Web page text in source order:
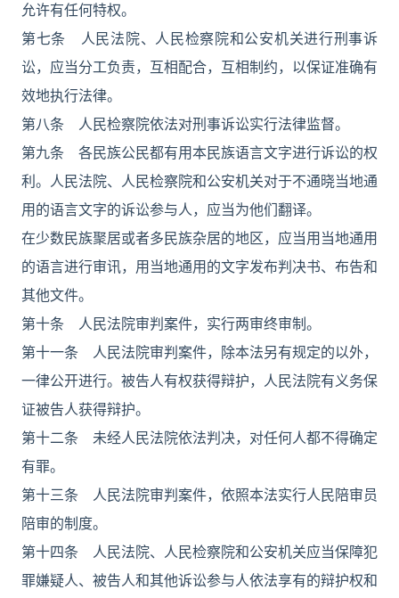
允许有任何特权。
第七条 人民法院、人民检察院和公安机关进行刑事诉
讼，应当分工负责，互相配合，互相制约，以保证准确有
效地执行法律。
第八条 人民检察院依法对刑事诉讼实行法律监督。
第九条 各民族公民都有用本民族语言文字进行诉讼的权
利。人民法院、人民检察院和公安机关对于不通晓当地通
用的语言文字的诉讼参与人，应当为他们翻译。
在少数民族聚居或者多民族杂居的地区，应当用当地通用
的语言进行审讯，用当地通用的文字发布判决书、布告和
其他文件。
第十条 人民法院审判案件，实行两审终审制。
第十一条 人民法院审判案件，除本法另有规定的以外，
一律公开进行。被告人有权获得辩护，人民法院有义务保
证被告人获得辩护。
第十二条 未经人民法院依法判决，对任何人都不得确定
有罪。
第十三条 人民法院审判案件，依照本法实行人民陪审员
陪审的制度。
第十四条 人民法院、人民检察院和公安机关应当保障犯
罪嫌疑人、被告人和其他诉讼参与人依法享有的辩护权和